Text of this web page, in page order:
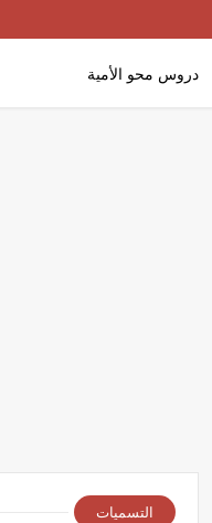
دروس محو الأمية
التسميات